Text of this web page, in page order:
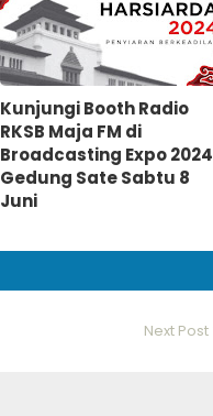
Kunjungi Booth Radio
RKSB Maja FM di
Broadcasting Expo 2024
Gedung Sate Sabtu 8
Juni
Next Post